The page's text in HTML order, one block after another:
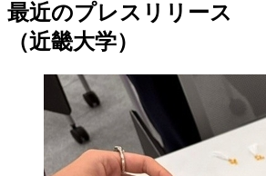
最近のプレスリリース
（近畿大学）